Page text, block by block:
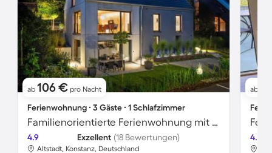
ab 106 € pro Nacht
Ferienwohnung ∙ 3 Gäste ∙ 1 Schlafzimmer
Familienorientierte Ferienwohnung mit Garten | Seeblick
4.9 Exzellent (18 Bewertungen)
Altstadt, Konstanz, Deutschland
ab
4.7